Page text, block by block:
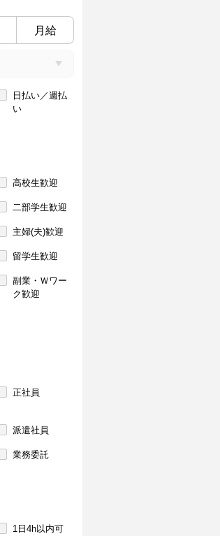
月給
日払い／週払
い
高校生歓迎
二部学生歓迎
主婦(夫)歓迎
留学生歓迎
副業・Ｗワー
ク歓迎
正社員
派遣社員
業務委託
1日4h以内可